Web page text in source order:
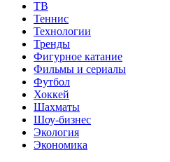
ТВ
Теннис
Технологии
Тренды
Фигурное катание
Фильмы и сериалы
Футбол
Хоккей
Шахматы
Шоу-бизнес
Экология
Экономика